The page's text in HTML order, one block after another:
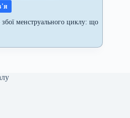
менструального циклу: що